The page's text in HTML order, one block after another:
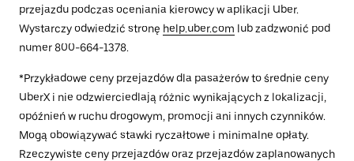
przejazdu podczas oceniania kierowcy w aplikacji Uber.
Wystarczy odwiedzić stronę help.uber.com lub zadzwonić pod
numer 800-664-1378.
*Przykładowe ceny przejazdów dla pasażerów to średnie ceny
UberX i nie odzwierciedlają różnic wynikających z lokalizacji,
opóźnień w ruchu drogowym, promocji ani innych czynników.
Mogą obowiązywać stawki ryczałtowe i minimalne opłaty.
Rzeczywiste ceny przejazdów oraz przejazdów zaplanowanych